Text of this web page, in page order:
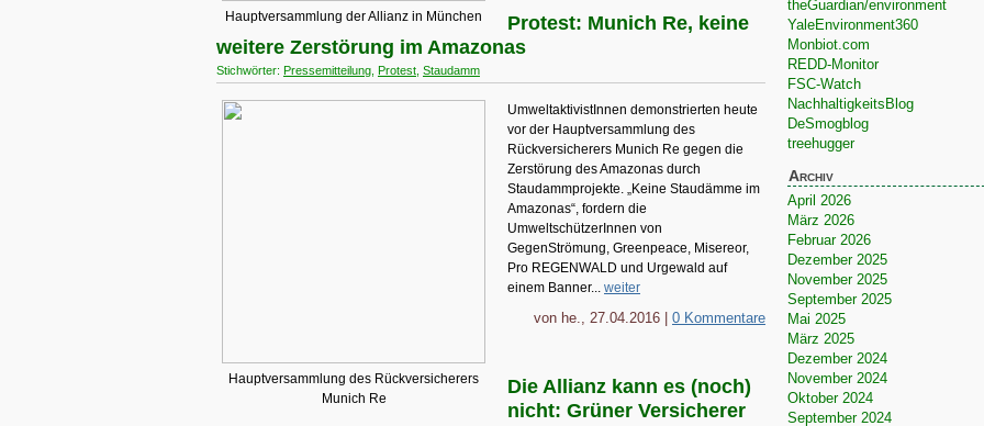
Hauptversammlung der Allianz in München
Protest: Munich Re, keine
weitere Zerstörung im Amazonas
Stichwörter: Pressemitteilung Protest Staudamm
Hauptversammlung des Rückversicherers
Munich Re
UmweltaktivistInnen demonstrierten heute
vor der Hauptversammlung des
Rückversicherers Munich Re gegen die
Zerstörung des Amazonas durch
Staudammprojekte. „Keine Staudämme im
Amazonas“, fordern die
UmweltschützerInnen von
GegenStrömung, Greenpeace, Misereor,
Pro REGENWALD und Urgewald auf
einem Banner... weiter
von he., 27.04.2016 | 0 Kommentare
Die Allianz kann es (noch)
nicht: Grüner Versicherer
theGuardian/environment
YaleEnvironment360
Monbiot.com
REDD-Monitor
FSC-Watch
NachhaltigkeitsBlog
DeSmogblog
treehugger
Archiv
April 2026
März 2026
Februar 2026
Dezember 2025
November 2025
September 2025
Mai 2025
März 2025
Dezember 2024
November 2024
Oktober 2024
September 2024